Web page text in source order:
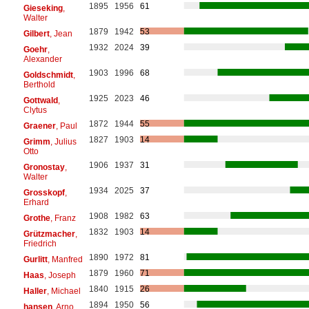
Gieseking,
Walter
1895 1956 61
Gilbert, Jean 1879 1942
53
Goehr,
Alexander
1932 2024 39
Goldschmidt,
Berthold
1903 1996 68
Gottwald,
Clytus
1925 2023 46
Graener, Paul 1872 1944
55
Grimm , Julius
Otto
1827 1903 14
Gronostay,
Walter
1906 1937 31
Grosskopf,
Erhard
1934 2025 37
Grothe, Franz 1908 1982
63
Grützmacher,
Friedrich
1832 1903 14
Gurlitt, Manfred 1890 1972
81
Haas , Joseph 1879 1960
71
Haller, Michael 1840 1915
26
hansen, Arno 1894 1950
56